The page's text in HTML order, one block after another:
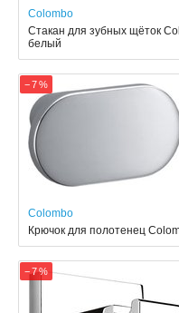
Colombo
Стакан для зубных щёток
белый
− 7 %
Colombo
Крючок для полотенец
− 7 %